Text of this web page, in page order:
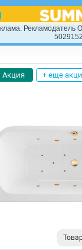
Акция + еще